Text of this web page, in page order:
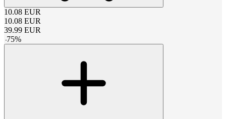
10.08 EUR
10.08 EUR
39.99 EUR
-75%